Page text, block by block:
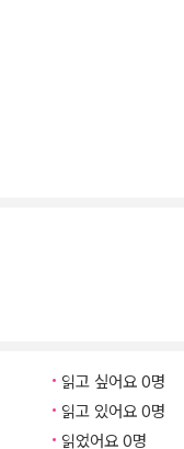
읽고 싶어요 0명
읽고 있어요 0명
읽었어요 0명